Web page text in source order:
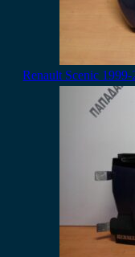
Renault Scenic